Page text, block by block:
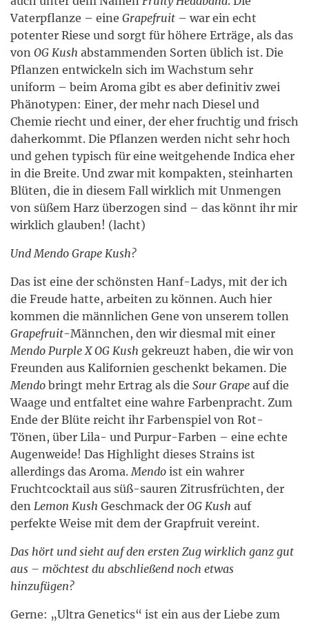
Vaterpflanze – eine Grapefruit – war ein echt
potenter Riese und sorgt für höhere Erträge, als das
von OG Kush abstammenden Sorten üblich ist. Die
Pflanzen entwickeln sich im Wachstum sehr
uniform – beim Aroma gibt es aber definitiv zwei
Phänotypen: Einer, der mehr nach Diesel und
Chemie riecht und einer, der eher fruchtig und frisch
daherkommt. Die Pflanzen werden nicht sehr hoch
und gehen typisch für eine weitgehende Indica eher
in die Breite. Und zwar mit kompakten, steinharten
Blüten, die in diesem Fall wirklich mit Unmengen
von süßem Harz überzogen sind – das könnt ihr mir
wirklich glauben! (lacht)
UndMendo Grape Kush?
Das ist eine der schönsten Hanf-Ladys, mit der ich
die Freude hatte, arbeiten zu können. Auch hier
kommen die männlichen Gene von unserem tollen
Grapefruit-Männchen, den wir diesmal mit einer
Mendo Purple X OG Kush gekreuzt haben, die wir von
Freunden aus Kalifornien geschenkt bekamen. Die
Mendo bringt mehr Ertrag als die Sour Grape auf die
Waage und entfaltet eine wahre Farbenpracht. Zum
Ende der Blüte reicht ihr Farbenspiel von Rot-
Tönen, über Lila- und Purpur-Farben – eine echte
Augenweide! Das Highlight dieses Strains ist
allerdings das Aroma.Mendo ist ein wahrer
Fruchtcocktail aus süß-sauren Zitrusfrüchten, der
den Lemon Kush Geschmack der OG Kush auf
perfekte Weise mit dem der Grapfruit vereint.
Das hört und sieht auf den ersten Zug wirklich ganz gut
aus – möchtest du abschließend noch etwas
hinzufügen?
Gerne: „Ultra Genetics“ ist ein aus der Liebe zum